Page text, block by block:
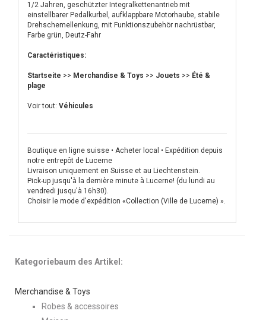
1/2 Jahren, geschützter Integralkettenantrieb mit
einstellbarer Pedalkurbel, aufklappbare Motorhaube, stabile
Drehschemellenkung, mit Funktionszubehör nachrüstbar,
Farbe grün, Deutz-Fahr
Caractéristiques:
Startseite >> Merchandise & Toys >> Jouets >> Été &
plage
Voir tout: Véhicules
Boutique en ligne suisse • Acheter local • Expédition depuis
notre entrepôt de Lucerne
Livraison uniquement en Suisse et au Liechtenstein.
Pick-up jusqu'à la dernière minute à Lucerne! (du lundi au
vendredi jusqu'à 16h30).
Choisir le mode d'expédition «Collection (Ville de Lucerne) ».
Kategoriebaum des Artikel:
Merchandise & Toys
Robes & accessoires